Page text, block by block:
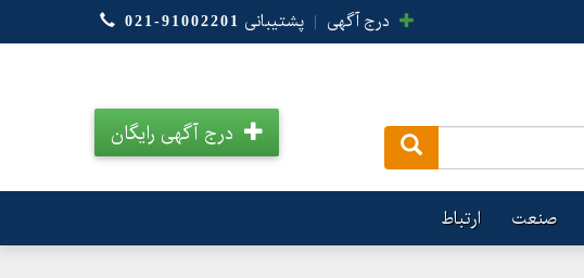
درج آگهی | پشتیبانی 021-91002201
درج آگهی رایگان
صنعت ارتباط